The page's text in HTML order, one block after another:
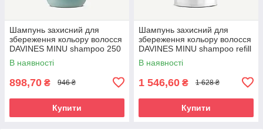
Шампунь захисний для
збереження кольору волосся
DAVINES MINU shampoo 250
мл
В наявності
898,70 ₴ 946 ₴
Купити
Шампунь захисний для
збереження кольору волосся
DAVINES MINU shampoo refill
500 мл
В наявності
1 546,60 ₴ 1 628 ₴
Купити